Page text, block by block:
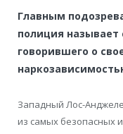
Главным
полиция называет
говорившего о
Западный Лос-
из самых безопасных